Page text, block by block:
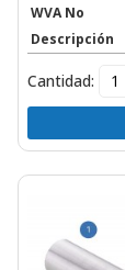
WVA No
Descripción
Cantidad: